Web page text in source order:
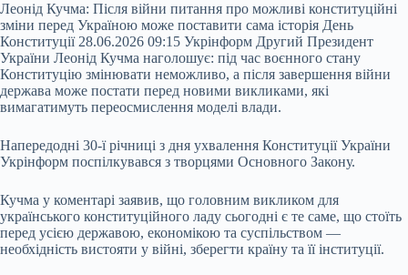
Леонід Кучма: Після війни питання про можливі конституційні
зміни перед Україною може поставити сама історія День
Конституції 28.06.2026 09:15 Укрінформ Другий Президент
України Леонід Кучма наголошує: під час воєнного стану
Конституцію змінювати неможливо, а після завершення війни
держава може постати перед новими викликами, які
вимагатимуть переосмислення моделі влади.
Напередодні 30-ї річниці з дня ухвалення Конституції України
Укрінформ поспілкувався з творцями Основного Закону.
Кучма у коментарі заявив, що головним викликом для
українського конституційного ладу сьогодні є те саме, що стоїть
перед усією державою, економікою та суспільством —
необхідність вистояти у війні, зберегти країну та її інституції.